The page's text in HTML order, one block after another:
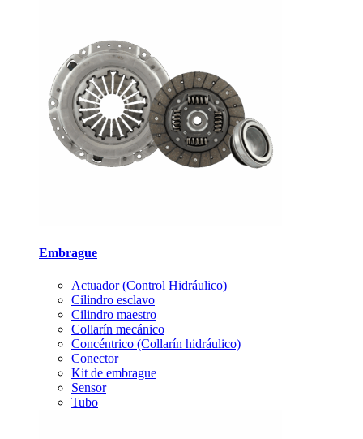
Embrague
Actuador (Control Hidráulico)
Cilindro esclavo
Cilindro maestro
Collarín mecánico
Concéntrico (Collarín hidráulico)
Conector
Kit de embrague
Sensor
Tubo